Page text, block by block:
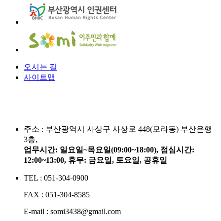
오시는 길
사이트맵
주소 : 부산광역시 사상구 사상로 448(모라동) 부산은행
3층,
업무시간: 일요일~목요일(09:00~18:00), 점심시간:
12:00~13:00, 휴무: 금요일, 토요일, 공휴일
TEL : 051-304-0900
FAX : 051-304-8585
E-mail : somi3438@gmail.com